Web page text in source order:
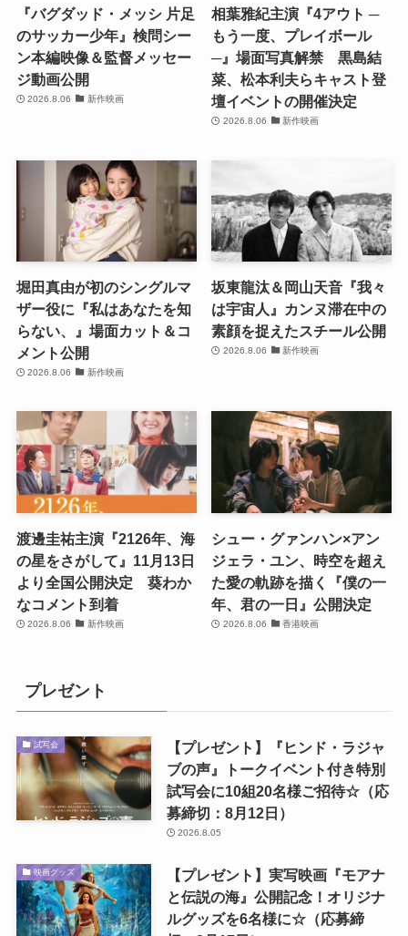
『バグダッド・メッシ 片足
のサッカー少年』検問シー
ン本編映像＆監督メッセー
ジ動画公開
2026.8.06 新作映画
相葉雅紀主演『4アウト ─
もう一度、プレイボール
─』場面写真解禁 黒島結
菜、松本利夫らキャスト登
壇イベントの開催決定
2026.8.06 新作映画
堀田真由が初のシングルマ
ザー役に『私はあなたを知
らない、』場面カット＆コ
メント公開
2026.8.06 新作映画
坂東龍汰＆岡山天音『我々
は宇宙人』カンヌ滞在中の
素顔を捉えたスチール公開
2026.8.06 新作映画
渡邊圭祐主演『2126年、海
の星をさがして』11月13日
より全国公開決定 葵わか
なコメント到着
2026.8.06 新作映画
シュー・グァンハン×アン
ジェラ・ユン、時空を超え
た愛の軌跡を描く『僕の一
年、君の一日』公開決定
2026.8.06 香港映画
プレゼント
試写会
【プレゼント】『ヒンド・ラジャ
ブの声』トークイベント付き特別
試写会に10組20名様ご招待☆（応
募締切：8月12日）
2026.8.05
映画グッズ
【プレゼント】実写映画『モアナ
と伝説の海』公開記念！オリジナ
ルグッズを6名様に☆（応募締